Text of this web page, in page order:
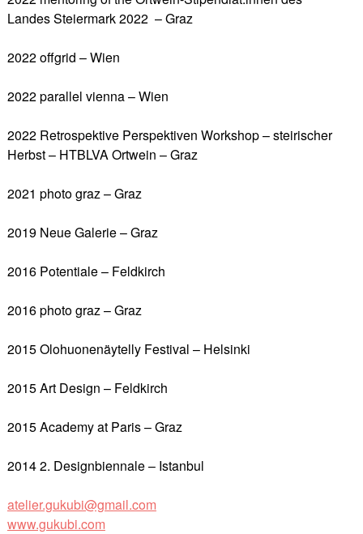
Landes Steiermark 2022 – Graz
2022 offgrid – Wien
2022 parallel vienna – Wien
2022 Retrospektive Perspektiven Workshop – steirischer
Herbst – HTBLVA Ortwein – Graz
2021 photo graz – Graz
2019 Neue Galerie – Graz
2016 Potentiale – Feldkirch
2016 photo graz – Graz
2015 Olohuonenäytelly Festival – Helsinki
2015 Art Design – Feldkirch
2015 Academy at Paris – Graz
2014 2. Designbiennale – Istanbul
atelier.gukubi@gmail.com
www.gukubi.com